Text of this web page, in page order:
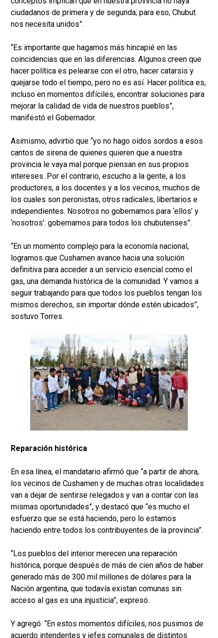
ciudadanos de primera y de segunda; para eso, Chubut
nos necesita unidos”.
“Es importante que hagamos más hincapié en las
coincidencias que en las diferencias. Algunos creen que
hacer política es pelearse con el otro, hacer catarsis y
quejarse todo el tiempo, pero no es así. Hacer política es,
incluso en momentos difíciles, encontrar soluciones para
mejorar la calidad de vida de nuestros pueblos”,
manifestó el Gobernador.
Asimismo, advirtió que “yo no hago oídos sordos a esos
cantos de sirena de quienes quieren que a nuestra
provincia le vaya mal porque piensan en sus propios
intereses. Por el contrario, escucho a la gente, a los
productores, a los docentes y a los vecinos, muchos de
los cuales son peronistas, otros radicales, libertarios e
independientes. Nosotros no gobernamos para ‘ellos’ y
‘nosotros’: gobernamos para todos los chubutenses”.
“En un momento complejo para la economía nacional,
logramos que Cushamen avance hacia una solución
definitiva para acceder a un servicio esencial como el
gas, una demanda histórica de la comunidad. Y vamos a
seguir trabajando para que todos los pueblos tengan los
mismos derechos, sin importar dónde estén ubicados”,
sostuvo Torres.
Reparación histórica
En esa línea, el mandatario afirmó que “a partir de ahora,
los vecinos de Cushamen y de muchas otras localidades
van a dejar de sentirse relegados y van a contar con las
mismas oportunidades”, y destacó que “es mucho el
esfuerzo que se está haciendo, pero lo estamos
haciendo entre todos los contribuyentes de la provincia”.
“Los pueblos del interior merecen una reparación
histórica, porque después de más de cien años de haber
generado más de 300 mil millones de dólares para la
Nación argentina, que todavía existan comunas sin
acceso al gas es una injusticia”, expresó.
Y agregó: “En estos momentos difíciles, nos pusimos de
acuerdo intendentes y jefes comunales de distintos